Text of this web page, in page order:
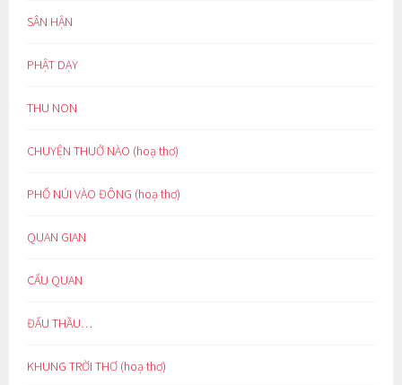
SÂN HẬN
PHẬT DẠY
THU NON
CHUYỆN THUỞ NÀO (hoạ thơ)
PHỐ NÚI VÀO ĐÔNG (hoạ thơ)
QUAN GIAN
CẨU QUAN
ĐẤU THẦU…
KHUNG TRỜI THƠ (hoạ thơ)